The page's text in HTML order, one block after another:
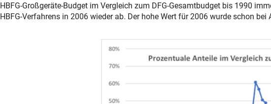
HBFG-Großgeräte-Budget im Vergleich zum DFG-Gesamtbudget bis 1990
HBFG-Verfahrens in 2006 wieder ab. Der hohe Wert für 2006 wurde schon